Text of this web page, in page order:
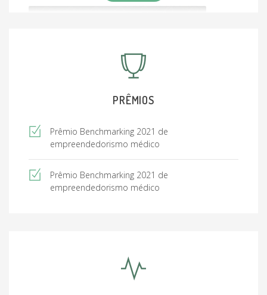
PRÊMIOS
Prêmio Benchmarking 2021 de
empreendedorismo médico
Prêmio Benchmarking 2021 de
empreendedorismo médico